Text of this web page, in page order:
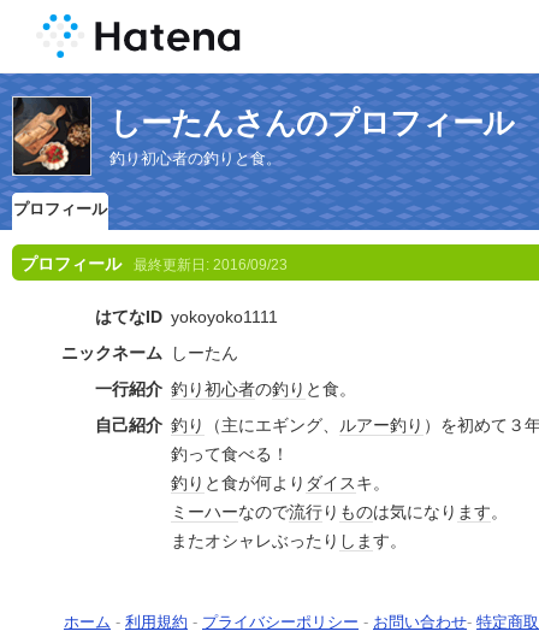
しーたんさんのプロフィール
釣り初心者の釣りと食。
プロフィール
プロフィール 最終更新日: 2016/09/23
はてなID yokoyoko1111
ニックネーム
しーたん
一行紹介 釣り初心者の釣り と食。
自己紹介 釣り （主にエギング、 ルアー釣り ）を初めて３
釣って食べる！
釣り と食が何より ダイスキ。
ミーハーなので流行り ものは気になり ます。
またオシャレぶったり します。
ホーム - 利用規約 - プライバシーポリシー - お問い合わせ- 特定商